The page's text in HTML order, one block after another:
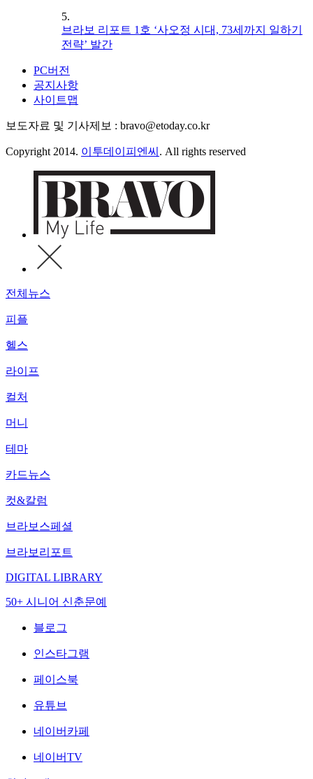
5.
브라보 리포트 1호 ‘사오정 시대, 73세까지 일하기
전략’ 발간
PC버전
공지사항
사이트맵
보도자료 및 기사제보 : bravo@etoday.co.kr
Copyright 2014. 이투데이피엔씨 . All rights reserved
전체뉴스
피플
헬스
라이프
컬처
머니
테마
카드뉴스
컷&칼럼
브라보스페셜
브라보리포트
DIGITAL LIBRARY
50+ 시니어 신춘문예
블로그
인스타그램
페이스북
유튜브
네이버카페
네이버TV